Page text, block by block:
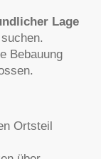
Lage
Bebauung
Ortsteil